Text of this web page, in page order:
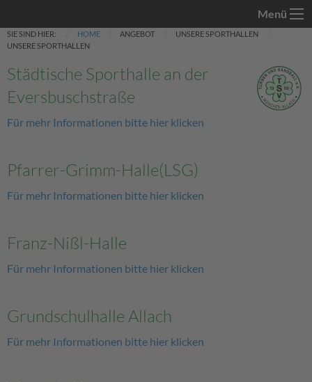
Menü
SIE SIND HIER: HOME ANGEBOT
UNSERE SPORTHALLEN
UNSERE SPORTHALLEN
Städtische Sporthalle an der
Eversbuschstraße
Für mehr Informationen bitte hier klicken
Pfarrer-Grimm-Halle(LSG)
Für mehr Informationen bitte hier klicken
Franz-Nißl-Halle
Für mehr Informationen bitte hier klicken
Grundschulhalle Allach
Für mehr Informationen bitte hier klicken